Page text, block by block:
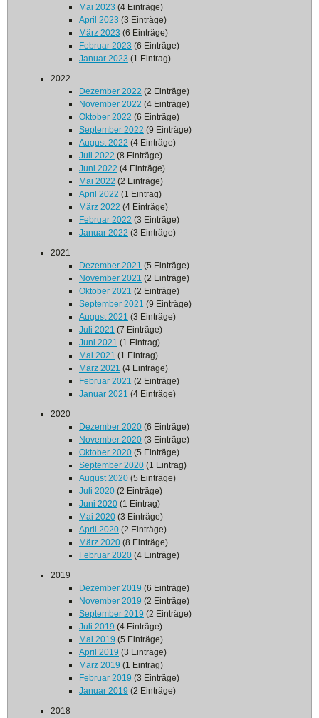
Mai 2023 (4 Einträge)
April 2023 (3 Einträge)
März 2023 (6 Einträge)
Februar 2023 (6 Einträge)
Januar 2023 (1 Eintrag)
2022
Dezember 2022 (2 Einträge)
November 2022 (4 Einträge)
Oktober 2022 (6 Einträge)
September 2022 (9 Einträge)
August 2022 (4 Einträge)
Juli 2022 (8 Einträge)
Juni 2022 (4 Einträge)
Mai 2022 (2 Einträge)
April 2022 (1 Eintrag)
März 2022 (4 Einträge)
Februar 2022 (3 Einträge)
Januar 2022 (3 Einträge)
2021
Dezember 2021 (5 Einträge)
November 2021 (2 Einträge)
Oktober 2021 (2 Einträge)
September 2021 (9 Einträge)
August 2021 (3 Einträge)
Juli 2021 (7 Einträge)
Juni 2021 (1 Eintrag)
Mai 2021 (1 Eintrag)
März 2021 (4 Einträge)
Februar 2021 (2 Einträge)
Januar 2021 (4 Einträge)
2020
Dezember 2020 (6 Einträge)
November 2020 (3 Einträge)
Oktober 2020 (5 Einträge)
September 2020 (1 Eintrag)
August 2020 (5 Einträge)
Juli 2020 (2 Einträge)
Juni 2020 (1 Eintrag)
Mai 2020 (3 Einträge)
April 2020 (2 Einträge)
März 2020 (8 Einträge)
Februar 2020 (4 Einträge)
2019
Dezember 2019 (6 Einträge)
November 2019 (2 Einträge)
September 2019 (2 Einträge)
Juli 2019 (4 Einträge)
Mai 2019 (5 Einträge)
April 2019 (3 Einträge)
März 2019 (1 Eintrag)
Februar 2019 (3 Einträge)
Januar 2019 (2 Einträge)
2018